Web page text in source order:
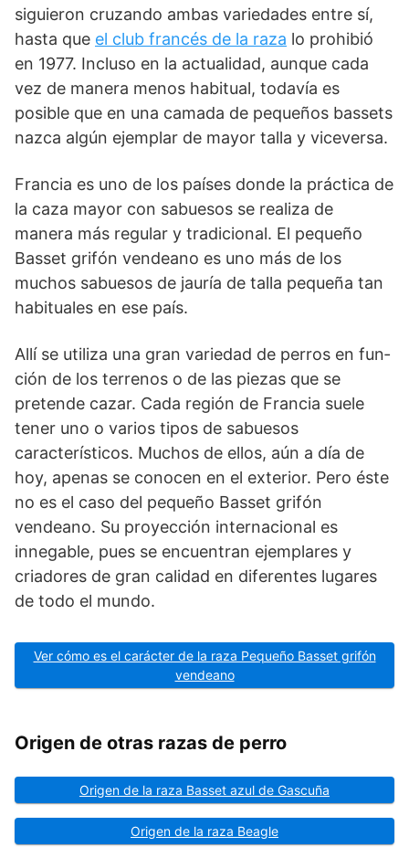
siguieron cruzando ambas varieda­des entre sí,
hasta que el club francés de la raza lo prohibió
en 1977. Incluso en la actualidad, aunque cada
vez de manera menos habitual, todavía es
posible que en una camada de pequeños bassets
nazca algún ejemplar de mayor talla y viceversa.
Francia es uno de los países donde la práctica de
la caza mayor con sabuesos se realiza de
manera más regular y tradicional. El pequeño
Basset grifón vendeano es uno más de los
muchos sabuesos de jauría de talla pequeña tan
habituales en ese país.
Allí se utiliza una gran variedad de perros en fun­
ción de los terrenos o de las piezas que se
pretende cazar. Cada región de Francia suele
tener uno o varios tipos de sabuesos
característicos. Muchos de ellos, aún a día de
hoy, apenas se conocen en el exterior. Pero éste
no es el caso del pequeño Basset grifón
vendeano. Su proyección internacional es
innegable, pues se encuentran ejemplares y
criadores de gran calidad en diferentes lugares
de todo el mundo.
Ver cómo es el carácter de la raza Pequeño Basset grifón
vendeano
Origen de otras razas de perro
Origen de la raza Basset azul de Gascuña
Origen de la raza Beagle